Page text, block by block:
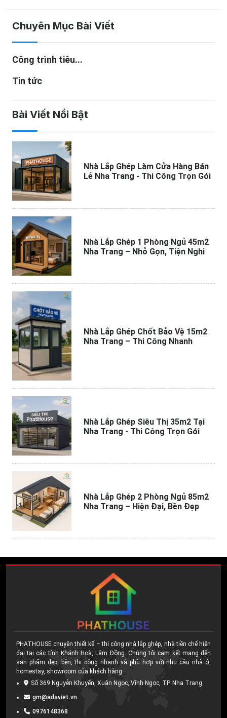
Chuyên Mục Bài Viết
Công trình tiêu...
Tin tức
Bài Viết Nổi Bật
Nhà Lắp Ghép Làm Cửa Hàng Bán
Lẻ Nha Trang - Thi Công Trọn Gói
Nhà Lắp Ghép 1 Phòng Ngủ 45m2
Nha Trang – Nhỏ Gọn, Tiện Nghi
Nhà Lắp Ghép Chốt Bảo Vệ 15m2
Nha Trang – Thi Công Nhanh
Nhà Lắp Ghép Siêu Thị 35m2 Tại
Nha Trang - Thi Công Trọn Gói
Nhà Lắp Ghép 2 Phòng Ngủ 85m2
Nha Trang – Hiện Đại, Bền Đẹp
PHATHOUSE chuyên thiết kế – thi công nhà lắp ghép, nhà tiền chế hiện
đại tại các tỉnh Khánh Hoà, Lâm Đồng. Chúng tôi cam kết mang đến
sản phẩm đẹp, bền, thi công nhanh và phù hợp với nhu cầu nhà ở,
homestay, showroom của khách hàng.
Số 369 Nguyễn Khuyến, Xuân Ngọc, Vĩnh Ngọc, TP. Nha Trang
gm@adsviet.vn
0976148368